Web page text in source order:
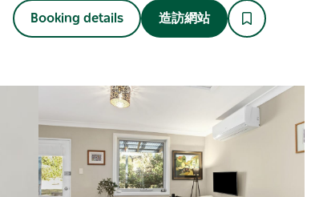
Booking details 造訪網站